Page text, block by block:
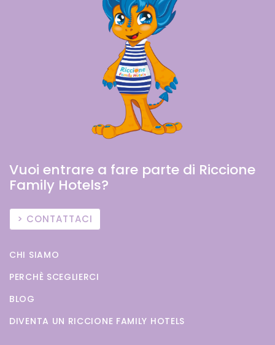
Vuoi entrare a fare parte di Riccione
Family Hotels?
CONTATTACI
CHI SIAMO
PERCHÈ SCEGLIERCI
BLOG
DIVENTA UN RICCIONE FAMILY HOTELS